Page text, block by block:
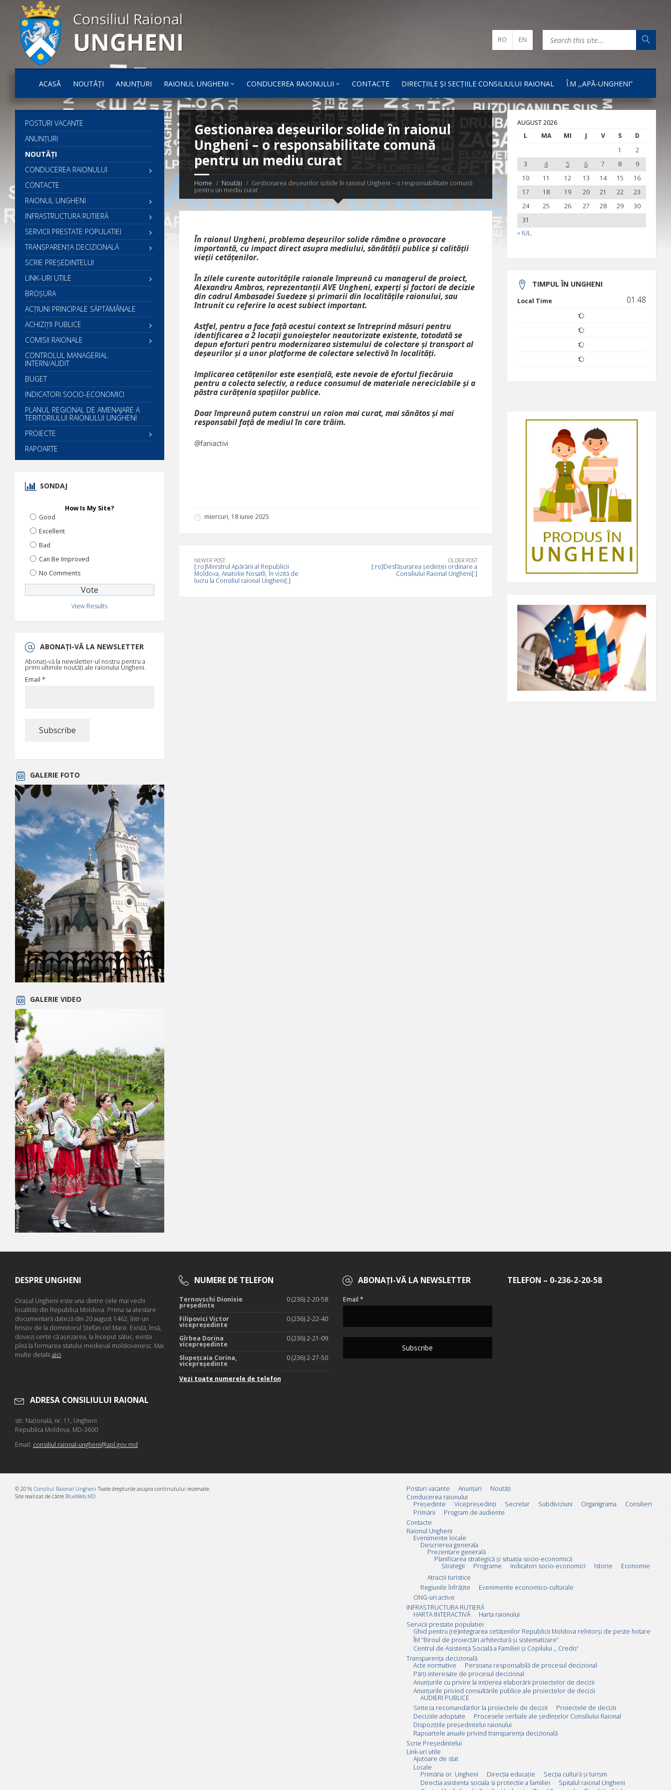
ACASĂ NOUTĂȚI ANUNȚURI RAIONUL UNGHENI CONDUCEREA RAIONULUI CONTACTE DIRECȚIILE ȘI SECȚIILE CONSILIULUI RAIONAL Î.M ,,APĂ-UNGHENI”
RO EN
Gestionarea deșeurilor solide în raionul
Ungheni – o responsabilitate comună
pentru un mediu curat
Home Noutăți
Gestionarea deșeurilor solide în raionul Ungheni – o responsabilitate comună
pentru un mediu curat
În raionul Ungheni, problema deșeurilor solide rămâne o provocare
importantă, cu impact direct asupra mediului, sănătății publice și calității
vieții cetățenilor.
În zilele curente autoritățile raionale împreună cu managerul de proiect,
Alexandru Ambros, reprezentanții AVE Ungheni, experți și factori de decizie
din cadrul Ambasadei Suedeze și primarii din localitățile raionului, sau
întrunit cu referire la acest subiect important.
Astfel, pentru a face față acestui context se întreprind măsuri pentru
identificarea a 2 locații gunoieștelor neautorizate existente, totodată se
depun eforturi pentru modernizarea sistemului de colectare și transport al
deșeurilor și a unor platforme de colectare selectivă în localități.
Implicarea cetățenilor este esențială, este nevoie de efortul fiecăruia
pentru a colecta selectiv, a reduce consumul de materiale nereciclabile și a
păstra curățenia spațiilor publice.
Doar împreună putem construi un raion mai curat, mai sănătos și mai
responsabil față de mediul în care trăim.
@faniactivi
miercuri, 18 iunie 2025
NEWER POST
[:ro]Ministrul Apărării al Republicii
Moldova, Anatolie Nosatîi, în vizită de
lucru la Consiliul raional Ungheni[:]
OLDER POST
[:ro]Desfășurarea ședinței ordinare a
Consiliului Raional Ungheni[:]
POSTURI VACANTE
ANUNȚURI
NOUTĂȚI
CONDUCEREA RAIONULUI
CONTACTE
RAIONUL UNGHENI
INFRASTRUCTURA RUTIERĂ
SERVICII PRESTATE POPULATIEI
TRANSPARENȚA DECIZIONALĂ
SCRIE PREŞEDINTELUI
LINK-URI UTILE
BROȘURA
ACŢIUNI PRINCIPALE SĂPTĂMÂNALE
ACHIZIȚII PUBLICE
COMISII RAIONALE
CONTROLUL MANAGERIAL
INTERN/AUDIT
BUGET
INDICATORI SOCIO-ECONOMICI
PLANUL REGIONAL DE AMENAJARE A
TERITORIULUI RAIONULUI UNGHENI
PROIECTE
RAPOARTE
SONDAJ
How Is My Site?
Good
Excellent
Bad
Can Be Improved
No Comments
View Results
ABONAȚI-VĂ LA NEWSLETTER
Abonați-vă la newsletter-ul nostru pentru a
primi ultimile noutăți ale raionului Ungheni.
Email *
GALERIE FOTO
GALERIE VIDEO
AUGUST 2026
L
MA MI J V S D
« IUL.
1
2
3
4 5 6 7 8
9
10
11 12 13 14 15
16
17
18 19 20 21 22
23
24
25 26 27 28 29
30
31
TIMPUL ÎN UNGHENI
Local Time 01:48
DESPRE UNGHENI
Oraşul Ungheni este una dintre cele mai vechi
localităţi din Republica Moldova. Prima sa atestare
documentară dateză din 20 august 1462, într-un
hrisov de la domnitorul Ştefan cel Mare. Există, însă,
dovezi certe că aşezarea, la început sătuc, exista
pînă la formarea statului medieval moldovenesc. Mai
multe detalii aici.
NUMERE DE TELEFON
Ternovschi Dionisie
președinte
0 (236) 2-20-58
Filipovici Victor
vicepreședinte
0 (236) 2-22-40
Gîrbea Dorina
vicepreședinte
0 (236) 2-21-09
Slupețcaia Corina,
vicepreședinte
0 (236) 2-27-50
Vezi toate numerele de telefon
ABONAȚI-VĂ LA NEWSLETTER
Email *
TELEFON – 0-236-2-20-58
ADRESA CONSILIULUI RAIONAL
str. Naţională, nr. 11, Ungheni
Republica Moldova, MD-3600
Email: consiliul.raional-ungheni@apl.gov.md
Posturi vacante Anunțuri
Noutăți
Conducerea raionului
Preşedinte
Vicepreşedinţi Secretar Subdiviziuni Organigrama
Consilieri
Primării
Program de audiente
Contacte
Raionul Ungheni
Evenimente locale
Descrierea generala
Prezentare generală
Planificarea strategică și situația socio-economică
Strategii
Programe Indicatori socio-economici Istorie
Economie
Atracții turistice
Regiunile înfrățite
Evenimente economico-culturale
ONG-uri active
INFRASTRUCTURA RUTIERĂ
HARTA INTERACTIVĂ
Harta raionului
Servicii prestate populatiei
Ghid pentru (re)integrarea cetățenilor Republicii Moldova reîntorși de peste hotare
ÎM ”Biroul de proiectări arhitectură și sistematizare”
Centrul de Asistență Socială a Familiei și Copilului ,, Credo”
Transparența decizională
Acte normative
Persoana responsabilă de procesul decizional
Părți interesate de procesul decizional
Anunțurile cu privire la inițierea elaborării proiectelor de decizii
Anunțurile privind consultările publice ale proiectelor de decizii
AUDIERI PUBLICE
Sinteza recomandărilor la proiectele de decizii
Proiectele de decizii
Deciziile adoptate
Procesele verbale ale ședințelor Consiliului Raional
Dispozițiile președintelui raionului
Rapoartele anuale privind transparența decizională
Scrie Preşedintelui
Link-uri utile
Ajutoare de stat
Locale
Primăria or. Ungheni
Direcția educație
Secția cultură și turism
Directia asistenta sociala si protectie a familiei
Spitalul raional Ungheni
© 2016 Consiliul Raional Ungheni Toate drepturile asupra continutului rezervate.
Site realizat de către BlueWeb.MD